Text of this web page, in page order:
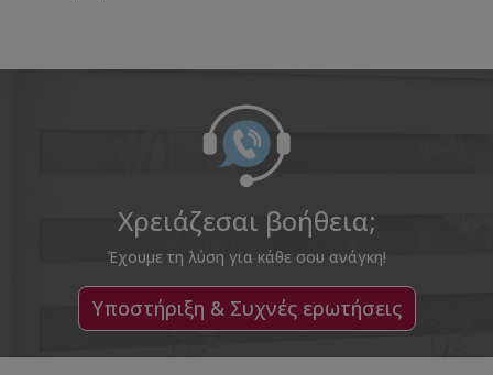
Χρειάζεσαι βοήθεια;
Έχουμε τη λύση για κάθε σου ανάγκη!
Υποστήριξη & Συχνές ερωτήσεις